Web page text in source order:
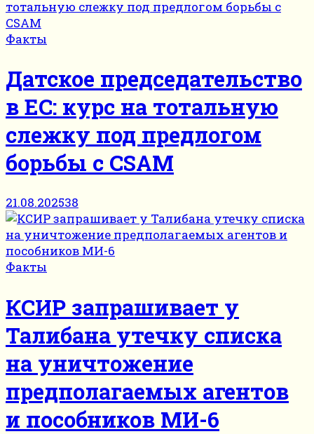
Факты
Датское председательство
в ЕС: курс на тотальную
слежку под предлогом
борьбы с CSAM
21.08.202538
Факты
КСИР запрашивает у
Талибана утечку списка
на уничтожение
предполагаемых агентов
и пособников МИ-6